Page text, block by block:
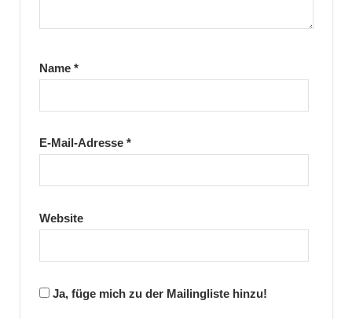
Name *
E-Mail-Adresse *
Website
Ja, füge mich zu der Mailingliste hinzu!